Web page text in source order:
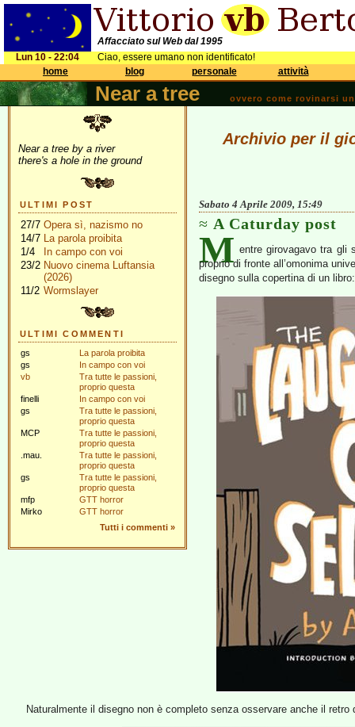
Affacciato sul Web dal 1995
Lun 10 - 22:04
Ciao, essere umano non identificato!
home
blog personale attività
Near a tree ovvero come rovinarsi
Near a tree by a river
there's a hole in the ground
ULTIMI POST
27/7 Opera sì, nazismo no
14/7 La parola proibita
1/4
In campo con voi
23/2 Nuovo cinema Luftansia
(2026)
11/2 Wormslayer
ULTIMI COMMENTI
gs
La parola proibita
gs
In campo con voi
vb
Tra tutte le passioni,
proprio questa
finelli
In campo con voi
gs
Tra tutte le passioni,
proprio questa
MCP
Tra tutte le passioni,
proprio questa
.mau.
Tra tutte le passioni,
proprio questa
gs
Tra tutte le passioni,
proprio questa
mfp
GTT horror
Mirko
GTT horror
Tutti i commenti »
Archivio per il
Sabato 4 Aprile 2009, 15:49
A Caturday post
M entre girovagavo tra gli
proprio di fronte all’omonima
disegno sulla copertina di un libro:
Naturalmente il disegno non è completo senza osservare anche il retro